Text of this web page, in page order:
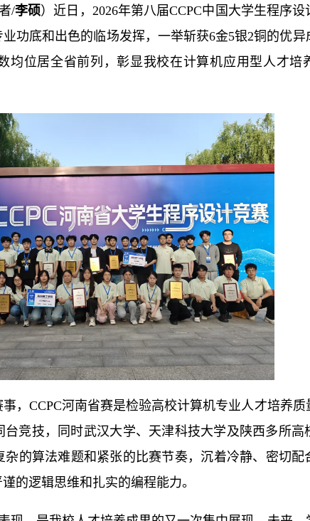
/李硕）近日，2026年第八届CCPC中国大学生程序
功底和出色的临场发挥，一举斩获6金5银2铜的优异
均位居全省前列，彰显我校在计算机应用型人才培
，CCPC河南省赛是检验高校计算机专业人才培养质
竞技，同时武汉大学、天津科技大学及陕西多所高
的算法难题和紧张的比赛节奏，沉着冷静、密切配
的逻辑思维和扎实的编程能力。